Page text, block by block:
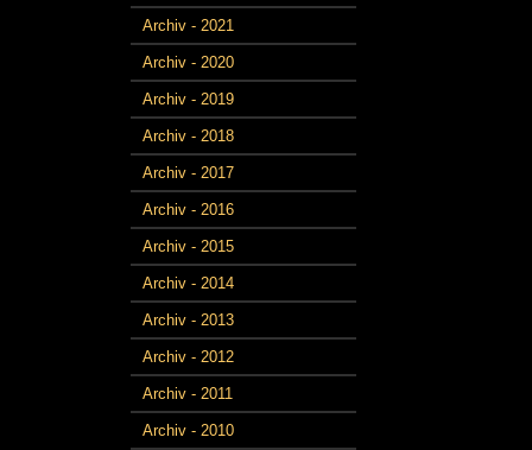
Archiv - 2021
Archiv - 2020
Archiv - 2019
Archiv - 2018
Archiv - 2017
Archiv - 2016
Archiv - 2015
Archiv - 2014
Archiv - 2013
Archiv - 2012
Archiv - 2011
Archiv - 2010